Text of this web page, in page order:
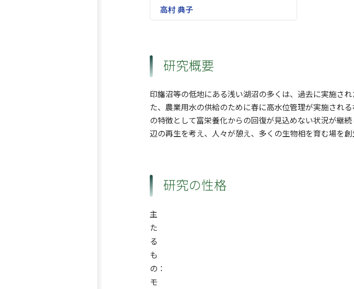
高村 典子
研究概要
印旛沼等の低地にある浅い湖沼の多くは、過去に実施さ
た、農業用水の供給のために春に高水位管理が実施され
の特徴として富栄養化からの回復が見込めない状況が継
辺の再生を考え、人々が憩え、多くの生物相を育む場を
研究の性格
主
た
る
も
の：
モ